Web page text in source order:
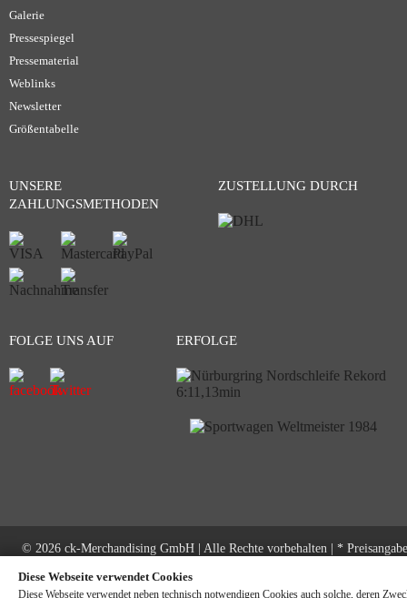
Galerie
Pressespiegel
Pressematerial
Weblinks
Newsletter
Größentabelle
UNSERE
ZAHLUNGSMETHODEN
ZUSTELLUNG DURCH
FOLGE UNS AUF ERFOLGE
© 2026 ck-Merchandising GmbH | Alle Rechte vorbehalten | *
Diese Webseite verwendet Cookies
Diese Webseite verwendet neben technisch notwendigen Cookies auch solche, deren